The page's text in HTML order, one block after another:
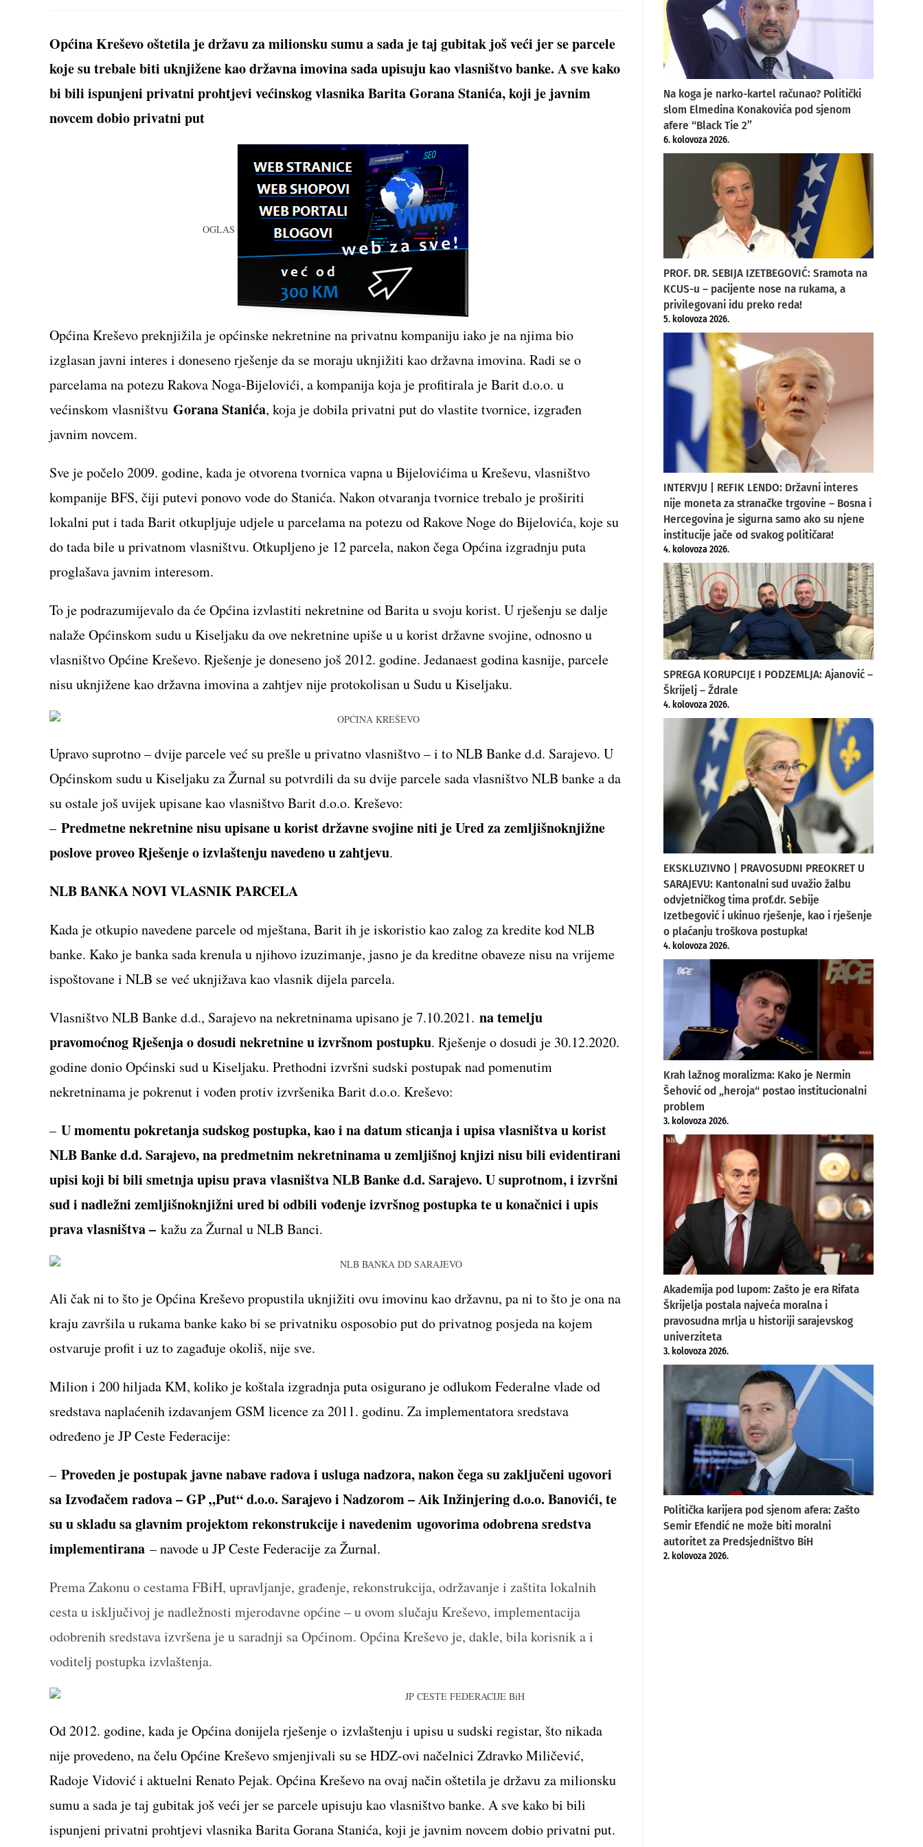
Općina Kreševo oštetila je državu za milionsku sumu a sada je taj gubitak još veći jer se parcele
koje su trebale biti uknjižene kao državna imovina sada upisuju kao vlasništvo banke. A sve kako
bi bili ispunjeni privatni prohtjevi većinskog vlasnika Barita Gorana Stanića, koji je javnim
novcem dobio privatni put
OGLAS
Općina Kreševo preknjižila je općinske nekretnine na privatnu kompaniju iako je na njima bio
izglasan javni interes i doneseno rješenje da se moraju uknjižiti kao državna imovina. Radi se o
parcelama na potezu Rakova Noga-Bijelovići, a kompanija koja je profitirala je Barit d.o.o. u
većinskom vlasništvu Gorana Stanića, koja je dobila privatni put do vlastite tvornice, izgrađen
javnim novcem.
Sve je počelo 2009. godine, kada je otvorena tvornica vapna u Bijelovićima u Kreševu, vlasništvo
kompanije BFS, čiji putevi ponovo vode do Stanića. Nakon otvaranja tvornice trebalo je proširiti
lokalni put i tada Barit otkupljuje udjele u parcelama na potezu od Rakove Noge do Bijelovića, koje su
do tada bile u privatnom vlasništvu. Otkupljeno je 12 parcela, nakon čega Općina izgradnju puta
proglašava javnim interesom.
To je podrazumijevalo da će Općina izvlastiti nekretnine od Barita u svoju korist. U rješenju se dalje
nalaže Općinskom sudu u Kiseljaku da ove nekretnine upiše u u korist državne svojine, odnosno u
vlasništvo Općine Kreševo. Rješenje je doneseno još 2012. godine. Jedanaest godina kasnije, parcele
nisu uknjižene kao državna imovina a zahtjev nije protokolisan u Sudu u Kiseljaku.
Upravo suprotno – dvije parcele već su prešle u privatno vlasništvo – i to NLB Banke d.d. Sarajevo. U
Općinskom sudu u Kiseljaku za Žurnal su potvrdili da su dvije parcele sada vlasništvo NLB banke a da
su ostale još uvijek upisane kao vlasništvo Barit d.o.o. Kreševo:
– Predmetne nekretnine nisu upisane u korist državne svojine niti je Ured za zemljišnoknjižne
poslove proveo Rješenje o izvlaštenju navedeno u zahtjevu.
NLB BANKA NOVI VLASNIK PARCELA
Kada je otkupio navedene parcele od mještana, Barit ih je iskoristio kao zalog za kredite kod NLB
banke. Kako je banka sada krenula u njihovo izuzimanje, jasno je da kreditne obaveze nisu na vrijeme
ispoštovane i NLB se već uknjižava kao vlasnik dijela parcela.
Vlasništvo NLB Banke d.d., Sarajevo na nekretninama upisano je 7.10.2021. na temelju
pravomoćnog Rješenja o dosudi nekretnine u izvršnom postupku. Rješenje o dosudi je 30.12.2020.
godine donio Općinski sud u Kiseljaku. Prethodni izvršni sudski postupak nad pomenutim
nekretninama je pokrenut i vođen protiv izvršenika Barit d.o.o. Kreševo:
– U momentu pokretanja sudskog postupka, kao i na datum sticanja i upisa vlasništva u korist
NLB Banke d.d. Sarajevo, na predmetnim nekretninama u zemljišnoj knjizi nisu bili evidentirani
upisi koji bi bili smetnja upisu prava vlasništva NLB Banke d.d. Sarajevo. U suprotnom, i izvršni
sud i nadležni zemljišnoknjižni ured bi odbili vođenje izvršnog postupka te u konačnici i upis
prava vlasništva – kažu za Žurnal u NLB Banci.
Ali čak ni to što je Općina Kreševo propustila uknjižiti ovu imovinu kao državnu, pa ni to što je ona na
kraju završila u rukama banke kako bi se privatniku osposobio put do privatnog posjeda na kojem
ostvaruje profit i uz to zagađuje okoliš, nije sve.
Milion i 200 hiljada KM, koliko je koštala izgradnja puta osigurano je odlukom Federalne vlade od
sredstava naplaćenih izdavanjem GSM licence za 2011. godinu. Za implementatora sredstava
određeno je JP Ceste Federacije:
– Proveden je postupak javne nabave radova i usluga nadzora, nakon čega su zaključeni ugovori
sa Izvođačem radova – GP „Put“ d.o.o. Sarajevo i Nadzorom – Aik Inžinjering d.o.o. Banovići, te
su u skladu sa glavnim projektom rekonstrukcije i navedenim ugovorima odobrena sredstva
implementirana – navode u JP Ceste Federacije za Žurnal.
Prema Zakonu o cestama FBiH, upravljanje, građenje, rekonstrukcija, održavanje i zaštita lokalnih
cesta u isključivoj je nadležnosti mjerodavne općine – u ovom slučaju Kreševo, implementacija
odobrenih sredstava izvršena je u saradnji sa Općinom. Općina Kreševo je, dakle, bila korisnik a i
voditelj postupka izvlaštenja.
Od 2012. godine, kada je Općina donijela rješenje o izvlaštenju i upisu u sudski registar, što nikada
nije provedeno, na čelu Općine Kreševo smjenjivali su se HDZ-ovi načelnici Zdravko Miličević,
Radoje Vidović i aktuelni Renato Pejak. Općina Kreševo na ovaj način oštetila je državu za milionsku
sumu a sada je taj gubitak još veći jer se parcele upisuju kao vlasništvo banke. A sve kako bi bili
ispunjeni privatni prohtjevi vlasnika Barita Gorana Stanića, koji je javnim novcem dobio privatni put.
Na koga je narko-kartel računao? Politički
slom Elmedina Konakovića pod sjenom
afere “Black Tie 2”
6. kolovoza 2026.
PROF. DR. SEBIJA IZETBEGOVIĆ: Sramota na
KCUS-u – pacijente nose na rukama, a
privilegovani idu preko reda!
5. kolovoza 2026.
INTERVJU | REFIK LENDO: Državni interes
nije moneta za stranačke trgovine – Bosna i
Hercegovina je sigurna samo ako su njene
institucije jače od svakog političara!
4. kolovoza 2026.
SPREGA KORUPCIJE I PODZEMLJA: Ajanović –
Škrijelj – Ždrale
4. kolovoza 2026.
EKSKLUZIVNO | PRAVOSUDNI PREOKRET U
SARAJEVU: Kantonalni sud uvažio žalbu
odvjetničkog tima prof.dr. Sebije
Izetbegović i ukinuo rješenje, kao i rješenje
o plaćanju troškova postupka!
4. kolovoza 2026.
Krah lažnog moralizma: Kako je Nermin
Šehović od „heroja“ postao institucionalni
problem
3. kolovoza 2026.
Akademija pod lupom: Zašto je era Rifata
Škrijelja postala najveća moralna i
pravosudna mrlja u historiji sarajevskog
univerziteta
3. kolovoza 2026.
Politička karijera pod sjenom afera: Zašto
Semir Efendić ne može biti moralni
autoritet za Predsjedništvo BiH
2. kolovoza 2026.